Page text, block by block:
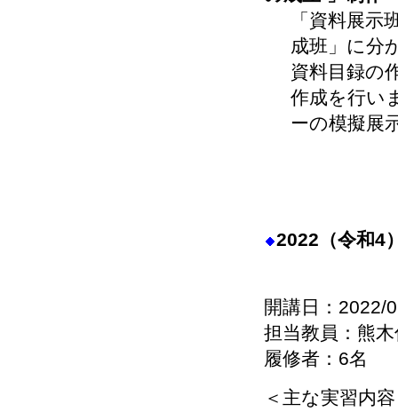
「資料展
成班」に分
資料目録の
作成を行い
ーの模擬展
2022（令和4
開講日：2022/
担当教員：熊
履修者：6名
＜主な実習内